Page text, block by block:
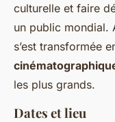
culturelle et faire
un public mondial.
s’est transformée
les plus grands.
Dates et lieu